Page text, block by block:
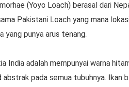
(Yoyo Loach) berasal dari
Pakistani Loach yang mana
yang punya arus tenang.
India adalah mempunyai warna
abstrak pada semua tubuhnya. Ikan